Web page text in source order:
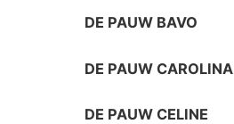
DE PAUW BAVO
DE PAUW CAROLINA
DE PAUW CELINE